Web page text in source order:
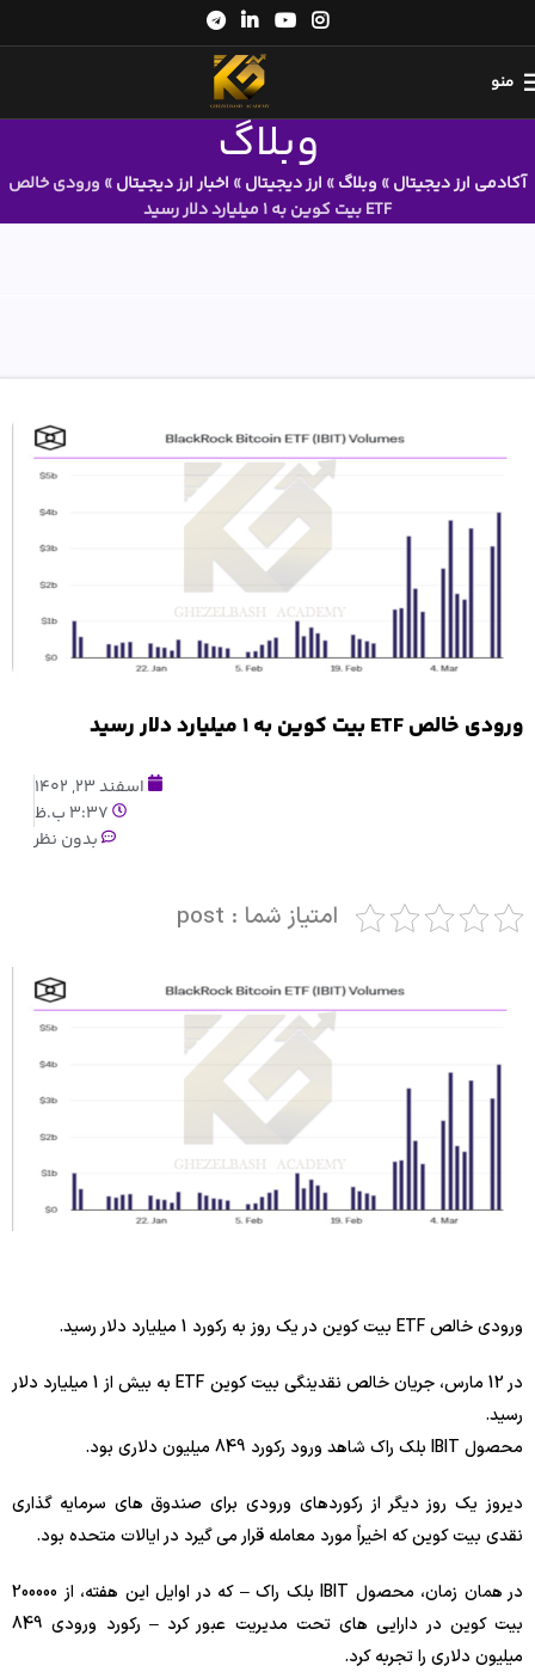
منو
وبلاگ
آکادمی ارز دیجیتال» وبلاگ» ارز دیجیتال» اخبار ارز دیجیتال» ورودی خالص
ETF بیت کوین به ۱ میلیارد دلار رسید
ورودی خالص ETF بیت کوین به ۱ میلیارد دلار رسید
اسفند 23, 1402
3:37 ب.ظ
بدون نظر
امتیاز شما : post
ورودی خالص ETF بیت کوین در یک روز به رکورد 1 میلیارد دلار رسید.
در 12 مارس، جریان خالص نقدینگی بیت کوین ETF به بیش از 1 میلیارد دلار
رسید.
محصول IBIT بلک راک شاهد ورود رکورد 849 میلیون دلاری بود.
دیروز یک روز دیگر از رکوردهای ورودی برای صندوق های سرمایه گذاری
نقدی بیت کوین که اخیراً مورد معامله قرار می گیرد در ایالات متحده بود.
در همان زمان، محصول IBIT بلک راک – که در اوایل این هفته، از 200000
بیت کوین در دارایی های تحت مدیریت عبور کرد – رکورد ورودی 849
میلیون دلاری را تجربه کرد.